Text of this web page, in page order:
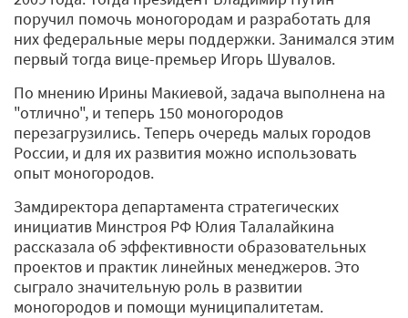
поручил помочь моногородам и разработать для
них федеральные меры поддержки. Занимался этим
первый тогда вице-премьер Игорь Шувалов.
По мнению Ирины Макиевой, задача выполнена на
"отлично", и теперь 150 моногородов
перезагрузились. Теперь очередь малых городов
России, и для их развития можно использовать
опыт моногородов.
Замдиректора департамента стратегических
инициатив Минстроя РФ Юлия Талалайкина
рассказала об эффективности образовательных
проектов и практик линейных менеджеров. Это
сыграло значительную роль в развитии
моногородов и помощи муниципалитетам.